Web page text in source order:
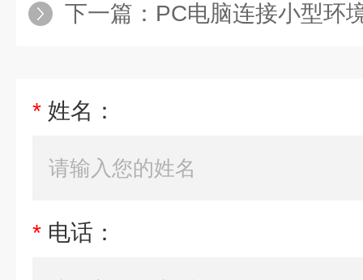
下一篇： PC电脑连接小型环
* 姓名：
* 电话：